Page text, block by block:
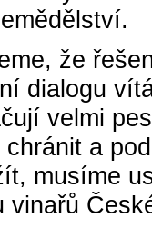
že
dialogu
velmi
a
musíme
vinařů